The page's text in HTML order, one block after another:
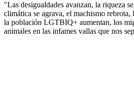
"Las desigualdades avanzan, la riqueza
climática se agrava, el machismo
la población LGTBIQ+ aumentan, los
animales en las infames vallas que nos